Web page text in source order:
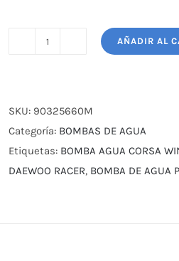
CORSA
WIND
1.3
1.4
AÑADIR AL
SKU: 90325660M
Categoría: BOMBAS DE AGUA
Etiquetas: BOMBA AGUA CORSA
DAEWOO RACER, BOMBA DE AGUA